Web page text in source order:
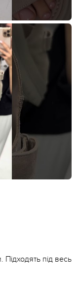
Підходять під весь